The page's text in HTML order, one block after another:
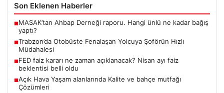
Son Eklenen Haberler
■MASAK’tan Ahbap Derneği raporu. Hangi ünlü ne kadar bağış
yaptı?
■Trabzon’da Otobüste Fenalaşan Yolcuya Şoförün Hızlı
Müdahalesi
■FED faiz kararı ne zaman açıklanacak? Nisan ayı faiz
beklentisi belli oldu
■Açık Hava Yaşam alanlarında Kalite ve bahçe mutfağı
Çözümleri